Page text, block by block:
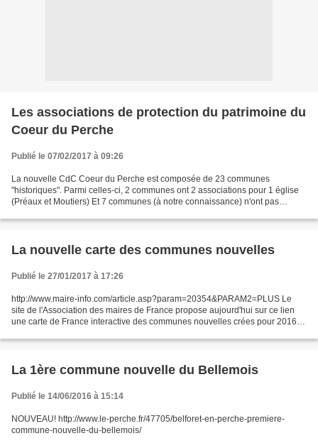
Les associations de protection du patrimoine du
Coeur du Perche
Publié le 07/02/2017 à 09:26
La nouvelle CdC Coeur du Perche est composée de 23 communes
"historiques". Parmi celles-ci, 2 communes ont 2 associations pour 1 église
(Préaux et Moutiers) Et 7 communes (à notre connaissance) n'ont pas
La nouvelle carte des communes nouvelles
Publié le 27/01/2017 à 17:26
http://www.maire-info.com/article.asp?param=20354&PARAM2=PLUS Le
site de l'Association des maires de France propose aujourd'hui sur ce lien
une carte de France interactive des communes nouvelles crées pour 2016 et
La 1ère commune nouvelle du Bellemois
Publié le 14/06/2016 à 15:14
NOUVEAU! http://www.le-perche.fr/47705/belforet-en-perche-premiere-
commune-nouvelle-du-bellemois/